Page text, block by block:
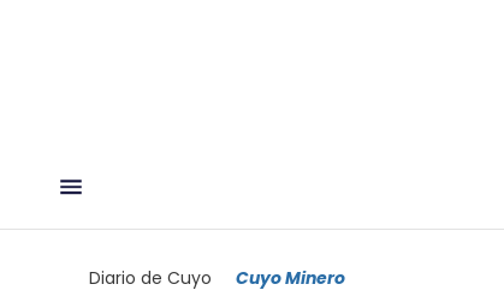
Diario de Cuyo Cuyo Minero